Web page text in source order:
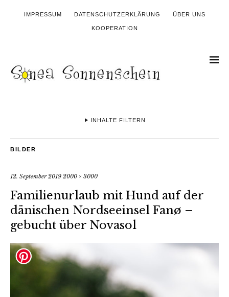
IMPRESSUM DATENSCHUTZERKLÄRUNG ÜBER UNS
KOOPERATION
INHALTE FILTERN
BILDER
12. September 2019 2000 × 3000
Familienurlaub mit Hund auf der
dänischen Nordseeinsel Fanø –
gebucht über Novasol